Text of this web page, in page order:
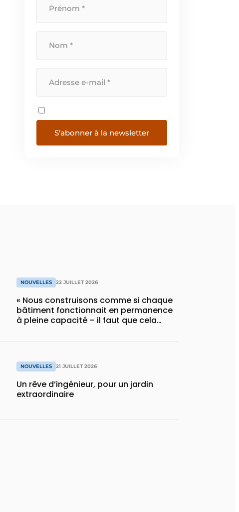
NOUVELLES 22 JUILLET 2026
« Nous construisons comme si chaque
bâtiment fonctionnait en permanence
à pleine capacité – il faut que cela
NOUVELLES 21 JUILLET 2026
Un rêve d’ingénieur, pour un jardin
extraordinaire